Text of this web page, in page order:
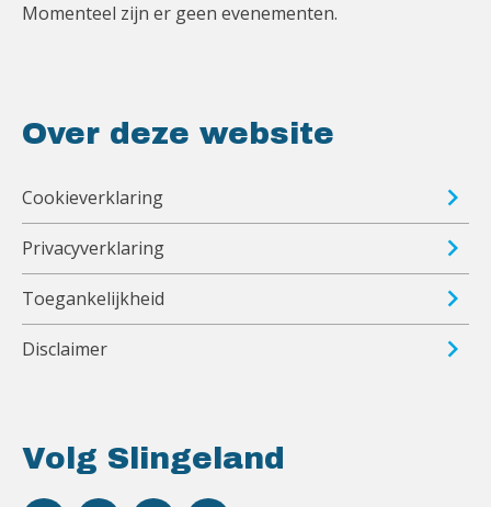
Volg Slingeland
Momenteel zijn er geen evenementen.
Over deze website
Cookieverklaring
Privacyverklaring
Toegankelijkheid
Disclaimer